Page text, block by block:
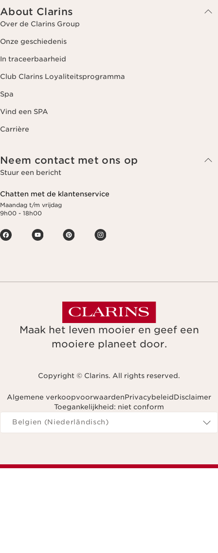
About Clarins
Over de Clarins Group
Onze geschiedenis
In traceerbaarheid
Club Clarins Loyaliteitsprogramma
Spa
Vind een SPA
Carrière
Neem contact met ons op
Stuur een bericht
Chatten met de klantenservice
Maandag t/m vrijdag
9h00 - 18h00
Maak het leven mooier en geef een
mooiere planeet door.
Copyright © Clarins. All rights reserved.
Algemene verkoopvoorwaardenPrivacybeleidDisclaimer
Toegankelijkheid: niet conform
Navigeren naar
Belgien (Niederländisch)